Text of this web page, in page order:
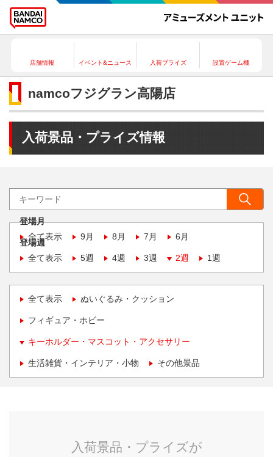
店舗情報 イベント&ニュース 入荷プライズ 設置ゲーム機
namcoフジグラン高陽店
入荷景品・プライズ情報
登場月
全て表示
9月 8月 7月 6月
登場週
全て表示
5週 4週 3週 2週 1週
全て表示 ぬいぐるみ・クッション
フィギュア・ホビー
キーホルダー・マスコット・アクセサリー
生活雑貨・インテリア・小物 その他景品